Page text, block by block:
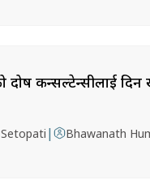
दोष कन्सल्टेन्सीलाई
Setopati | Bhawanath